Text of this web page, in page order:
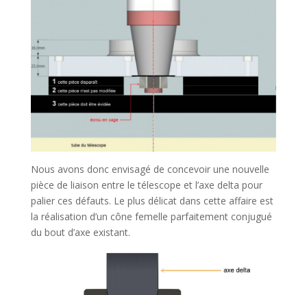
Nous avons donc envisagé de concevoir une nouvelle
pièce de liaison entre le télescope et l’axe delta pour
palier ces défauts. Le plus délicat dans cette affaire est
la réalisation d’un cône femelle parfaitement conjugué
du bout d’axe existant.